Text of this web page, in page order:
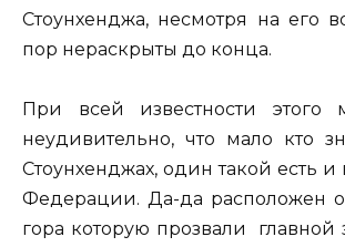
Стоунхенджа, несмотря на его
пор нераскрыты до конца.
При всей известности этого
неудивительно, что мало кто
Стоунхенджах, один такой есть
Федерации. Да-да расположен
гора которую прозвали главной